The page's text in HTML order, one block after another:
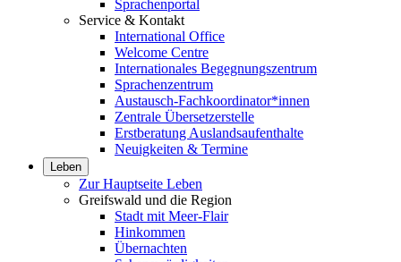
Sprachenportal
Service & Kontakt
International Office
Welcome Centre
Internationales Begegnungszentrum
Sprachenzentrum
Austausch-Fachkoordinator*innen
Zentrale Übersetzerstelle
Erstberatung Auslandsaufenthalte
Neuigkeiten & Termine
Leben
Zur Hauptseite Leben
Greifswald und die Region
Stadt mit Meer-Flair
Hinkommen
Übernachten